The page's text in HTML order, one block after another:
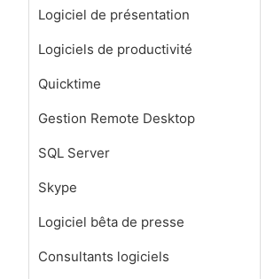
Logiciel de présentation
Logiciels de productivité
Quicktime
Gestion Remote Desktop
SQL Server
Skype
Logiciel bêta de presse
Consultants logiciels